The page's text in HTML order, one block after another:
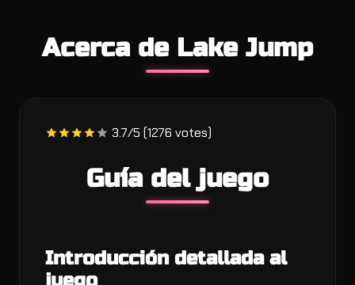
Acerca de Lake Jump
3.7/5 (1276 votes)
Guía del juego
Introducción detallada al